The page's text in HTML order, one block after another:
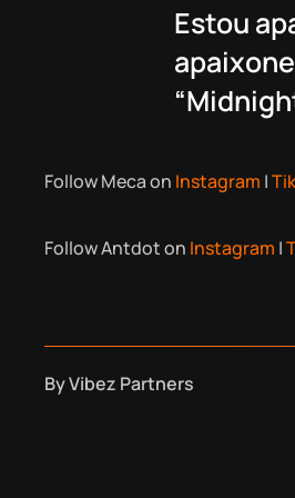
Estou
Follow Meca on Instagram |
Follow Antdot on Instagram |
ByVibez Partners